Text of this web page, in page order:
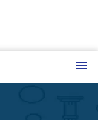
المحتوى